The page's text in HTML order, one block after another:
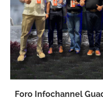
Foro Infochannel